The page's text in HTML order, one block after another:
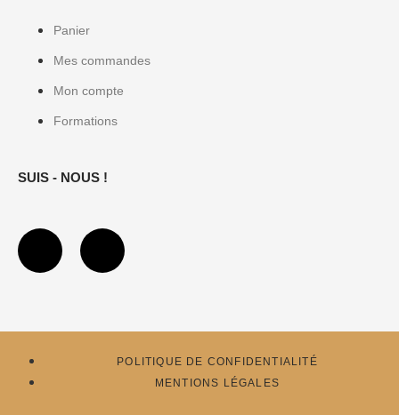
Panier
Mes commandes
Mon compte
Formations
SUIS - NOUS !
POLITIQUE DE CONFIDENTIALITÉ
MENTIONS LÉGALES